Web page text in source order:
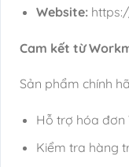
Website:
Cam kết từ
Sản phẩm chính
Hỗ trợ hóa đơn
Kiểm tra hàng